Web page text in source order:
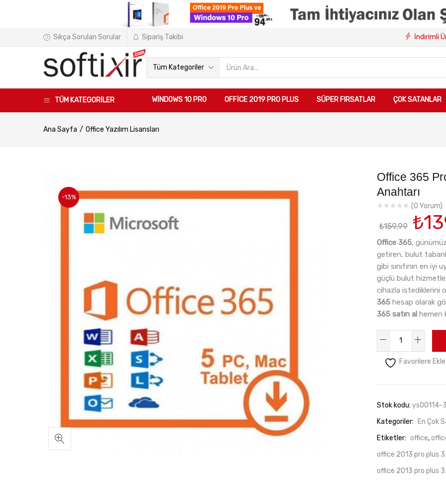
Sıkça Sorulan Sorular Sipariş Takibi İndirimli
Tüm Kategoriler
TÜM KATEGORİLER WINDOWS 10 PRO OFFICE 2019 PRO PLUS SÜPER FIRSATLAR ÇOK SATANLAR
Ana Sayfa Office Yazılım Lisansları
-13%
Office 365
Anahtarı
(0 Yorum)
₺159,99 ₺
Office 365,
getiren, bulut
gibi sınıfının en iyi
güçlü bulut
cihazla istediklerini
365 hesap olarak
365 satın al hemen
Pro
–
5
–
Mac
1Yıl
Favorilere Ekle
Stok kodu: ys00114-3
Kategoriler:
En Çok
Etiketler: office,
office 2013 pro plus
office 2013 pro plus